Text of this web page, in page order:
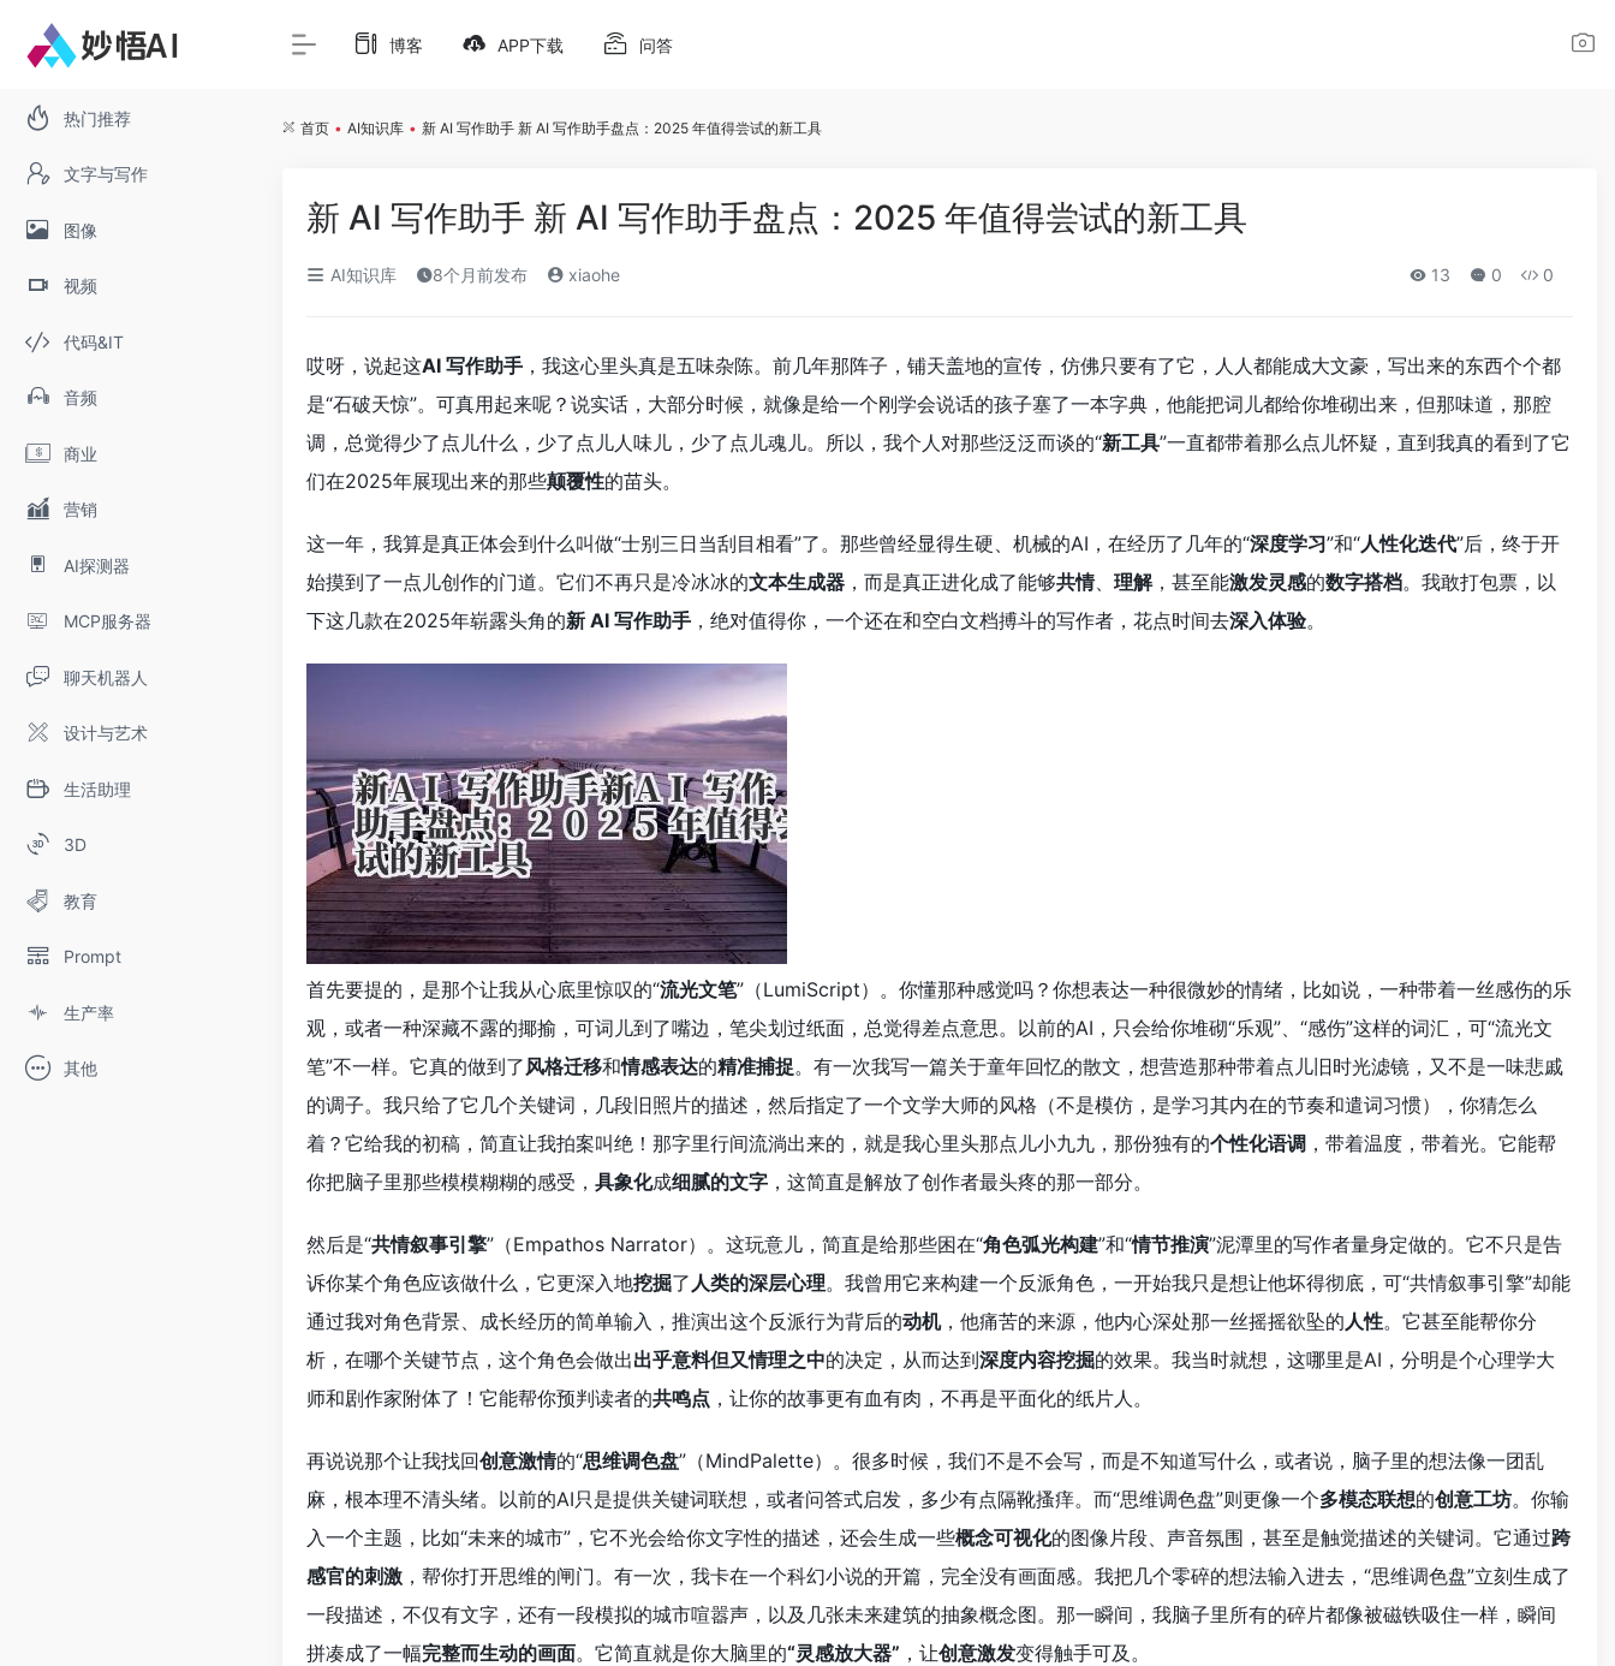
热门推荐
文字与写作
图像
视频
代码&IT
音频
商业
营销
AI探测器
MCP服务器
聊天机器人
设计与艺术
生活助理
3D
教育
Prompt
生产率
其他
博客 APP下载 问答
首页 • AI知识库 • 新 AI 写作助手 新 AI 写作助手盘点：2025 年值得尝试的新工具
新 AI 写作助手 新 AI 写作助手盘点：2025 年值得尝试的新工具
AI知识库 8个月前发布 xiaohe 13 0 0
哎呀，说起这AI 写作助手 ，我这心里头真是五味杂陈。前几年那阵子，铺天盖地的宣传，仿佛只要有了它，人人都能成大文豪，写出来的东西个个都
是“石破天惊”。可真用起来呢？说实话，大部分时候，就像是给一个刚学会说话的孩子塞了一本字典，他能把词儿都给你堆砌出来，但那味道，那腔
调，总觉得少了点儿什么，少了点儿人味儿，少了点儿魂儿。所以，我个人对那些泛泛而谈的“新工具”一直都带着那么点儿怀疑，直到我真的看到了它
们在2025年展现出来的那些颠覆性的苗头。
这一年，我算是真正体会到什么叫做“士别三日当刮目相看”了。那些曾经显得生硬、机械的AI，在经历了几年的“深度学习”和“人性化迭代”后，终于开
始摸到了一点儿创作的门道。它们不再只是冷冰冰的文本生成器 ，而是真正进化成了能够共情、 理解，甚至能激发灵感的数字搭档。我敢打包票，以
下这几款在2025年崭露头角的新 AI 写作助手 ，绝对值得你，一个还在和空白文档搏斗的写作者，花点时间去深入体验。
首先要提的，是那个让我从心底里惊叹的“流光文笔”（LumiScript）。你懂那种感觉吗？你想表达一种很微妙的情绪，比如说，一种带着一丝感伤的乐
观，或者一种深藏不露的揶揄，可词儿到了嘴边，笔尖划过纸面，总觉得差点意思。以前的AI，只会给你堆砌“乐观”、“感伤”这样的词汇，可“流光文
笔”不一样。它真的做到了风格迁移和情感表达的精准捕捉。有一次我写一篇关于童年回忆的散文，想营造那种带着点儿旧时光滤镜，又不是一味悲戚
的调子。我只给了它几个关键词，几段旧照片的描述，然后指定了一个文学大师的风格（不是模仿，是学习其内在的节奏和遣词习惯），你猜怎么
着？它给我的初稿，简直让我拍案叫绝！那字里行间流淌出来的，就是我心里头那点儿小九九，那份独有的个性化语调 ，带着温度，带着光。它能帮
你把脑子里那些模模糊糊的感受， 具象化成细腻的文字 ，这简直是解放了创作者最头疼的那一部分。
然后是“共情叙事引擎”（Empathos Narrator）。这玩意儿，简直是给那些困在“角色弧光构建”和“情节推演”泥潭里的写作者量身定做的。它不只是告
诉你某个角色应该做什么，它更深入地挖掘了 人类的深层心理。我曾用它来构建一个反派角色，一开始我只是想让他坏得彻底，可“共情叙事引擎”却能
通过我对角色背景、成长经历的简单输入，推演出这个反派行为背后的动机，他痛苦的来源，他内心深处那一丝摇摇欲坠的人性。它甚至能帮你分
析，在哪个关键节点，这个角色会做出出乎意料但又情理之中的决定，从而达到深度内容挖掘的效果。我当时就想，这哪里是AI，分明是个心理学大
师和剧作家附体了！它能帮你预判读者的共鸣点 ，让你的故事更有血有肉，不再是平面化的纸片人。
再说说那个让我找回创意激情的“思维调色盘”（MindPalette）。很多时候，我们不是不会写，而是不知道写什么，或者说，脑子里的想法像一团乱
麻，根本理不清头绪。以前的AI只是提供关键词联想，或者问答式启发，多少有点隔靴搔痒。而“思维调色盘”则更像一个多模态联想的创意工坊。你输
入一个主题，比如“未来的城市”，它不光会给你文字性的描述，还会生成一些概念可视化的图像片段、声音氛围，甚至是触觉描述的关键词。它通过跨
感官的刺激 ，帮你打开思维的闸门。有一次，我卡在一个科幻小说的开篇，完全没有画面感。我把几个零碎的想法输入进去，“思维调色盘”立刻生成了
一段描述，不仅有文字，还有一段模拟的城市喧嚣声，以及几张未来建筑的抽象概念图。那一瞬间，我脑子里所有的碎片都像被磁铁吸住一样，瞬间
拼凑成了一幅完整而生动的画面。它简直就是你大脑里的“灵感放大器” ，让创意激发变得触手可及。